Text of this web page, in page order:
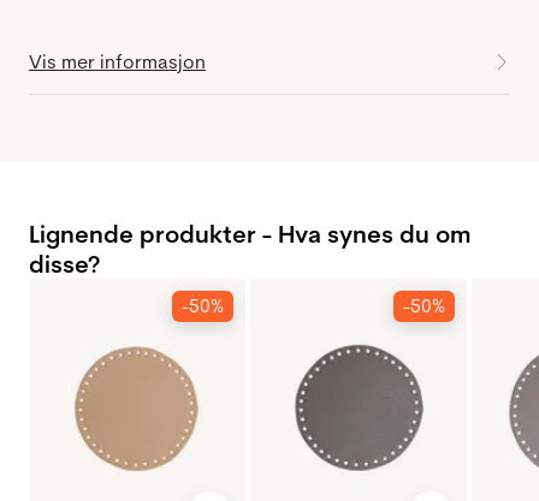
Vis mer informasjon
Lignende produkter - Hva synes du om
disse?
-50% -50%